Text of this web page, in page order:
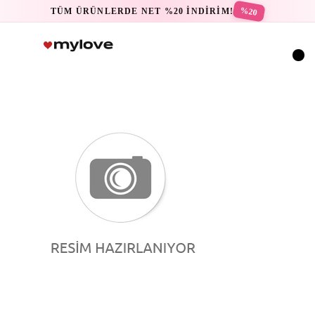
TÜM ÜRÜNLERDE NET %20 İNDİRİM! %20